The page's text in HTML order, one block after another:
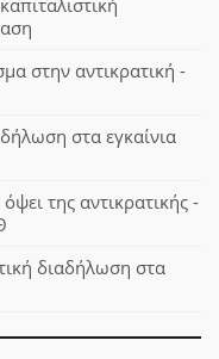
στην αντικρατική -
στα εγκαίνια
της αντικρατικής -
διαδήλωση στα